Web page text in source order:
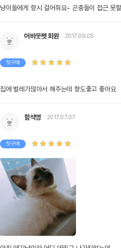
냥이들에게 항시 걸어줘요~ 곤충들이 접근 못
어바웃펫 회원 2017.09.05
첫구매
집에 벌레가많아서 해주는데 향도좋고 좋아요
함석영 2017.07.07
첫구매